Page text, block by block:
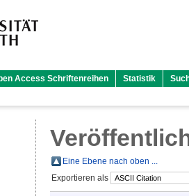
Access Schriftenreihen Statistik
Eine Ebene nach oben ...
Exportieren als